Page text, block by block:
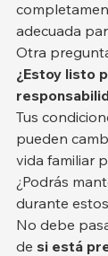
adecuada
Otra
¿Estoy listo
Tus
pueden
vida familiar
¿Podrás
durante
No debe
de si está